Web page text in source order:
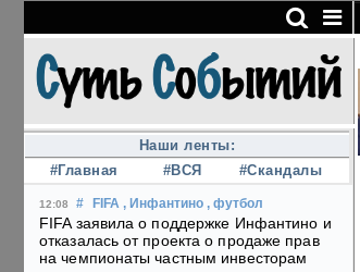
Наши ленты:
#Главная
#ВСЯ #Скандалы
12:08 # FIFA , Инфантино , футбол
FIFA заявила о поддержке Инфантино и
отказалась от проекта о продаже прав
на чемпионаты частным инвесторам